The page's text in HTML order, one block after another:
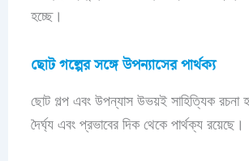
হচ্ছে।
ছোট গল্পের সঙ্গে উপন্যাসের পার্থক্য
ছোট গল্প এবং উপন্যাস উভয়ই সাহিত্যিক রচনা
দৈর্ঘ্য এবং প্রভাবের দিক থেকে পার্থক্য রয়েছে।